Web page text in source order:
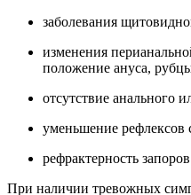
заболевания
изменения
положение ануса,
отсутствие анального
уменьшение рефлексов
рефрактерность
При наличии тревожных